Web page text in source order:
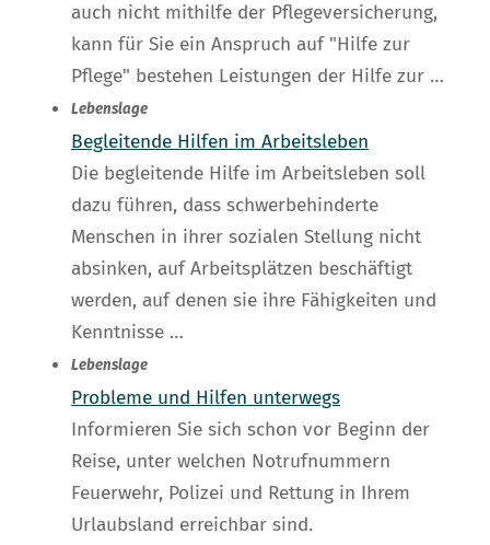
auch nicht mithilfe der Pflegeversicherung,
kann für Sie ein Anspruch auf "Hilfe zur
Pflege" bestehen Leistungen der Hilfe zur …
Lebenslage
Begleitende Hilfen im Arbeitsleben
Die begleitende Hilfe im Arbeitsleben soll
dazu führen, dass schwerbehinderte
Menschen in ihrer sozialen Stellung nicht
absinken, auf Arbeitsplätzen beschäftigt
werden, auf denen sie ihre Fähigkeiten und
Kenntnisse …
Lebenslage
Probleme und Hilfen unterwegs
Informieren Sie sich schon vor Beginn der
Reise, unter welchen Notrufnummern
Feuerwehr, Polizei und Rettung in Ihrem
Urlaubsland erreichbar sind.